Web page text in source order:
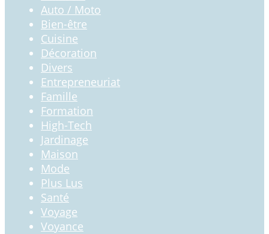
Auto / Moto
Bien-être
Cuisine
Décoration
Divers
Entrepreneuriat
Famille
Formation
High-Tech
Jardinage
Maison
Mode
Plus Lus
Santé
Voyage
Voyance